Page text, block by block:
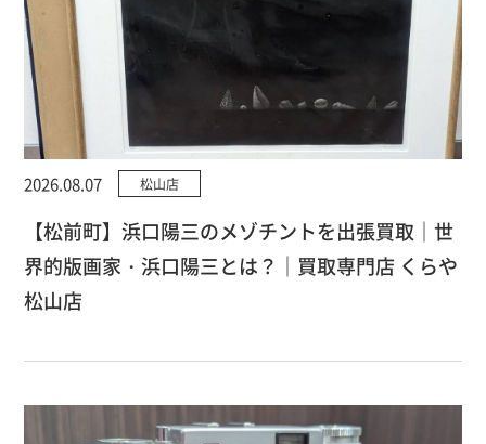
2026.08.07 松山店
【松前町】浜口陽三のメゾチントを出張買取｜世
界的版画家・浜口陽三とは？｜買取専門店 くらや
松山店